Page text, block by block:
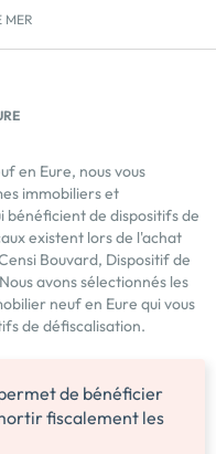
MER
en Eure, nous vous
immobiliers et
bénéficient de dispositifs de
existent lors de l'achat
Bouvard, Dispositif de
avons sélectionnés les
neuf en Eure qui vous
de défiscalisation.
de bénéficier
fiscalement les